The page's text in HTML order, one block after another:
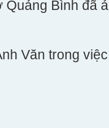
Quảng Bình đã
Văn trong